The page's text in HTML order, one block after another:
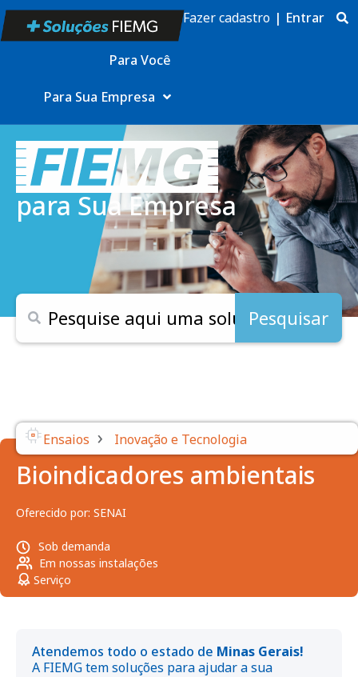
Para Você
Para Sua Empresa
Fazer cadastro | Entrar
para Sua Empresa
Pesquisar
Ensaios › Inovação e Tecnologia
Bioindicadores ambientais
Oferecido por: SENAI
Sob demanda
Em nossas instalações
Serviço
Atendemos todo o estado de Minas Gerais!
A FIEMG tem soluções para ajudar a sua